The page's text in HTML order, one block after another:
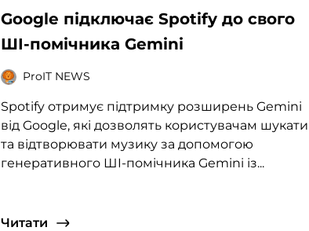
Google підключає Spotify до свого
ШІ-помічника Gemini
ProIT NEWS
Spotify отримує підтримку розширень Gemini
від Google, які дозволять користувачам шукати
та відтворювати музику за допомогою
генеративного ШI-помічника Gemini із...
Читати